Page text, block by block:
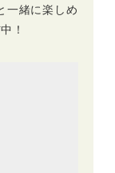
一緒に楽しめ
！